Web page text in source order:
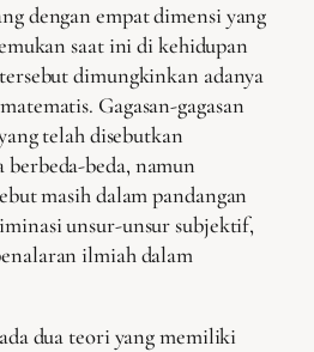
dengan empat dimensi yang
saat ini di kehidupan
dimungkinkan adanya
Gagasan-gagasan
telah disebutkan
beda, namun
masih dalam pandangan
unsur-unsur subjektif,
ilmiah dalam
dua teori yang memiliki